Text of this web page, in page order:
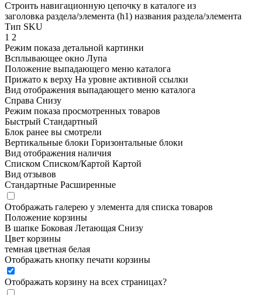
Строить навигационную цепочку в каталоге из
заголовка раздела/элемента (h1) названия раздела/элемента
Тип SKU
1 2
Режим показа детальной картинки
Всплывающее окно Лупа
Положение выпадающего меню каталога
Прижато к верху На уровне активной ссылки
Вид отображения выпадающего меню каталога
Справа Снизу
Режим показа просмотренных товаров
Быстрый Стандартный
Блок ранее вы смотрели
Вертикальные блоки Горизонтальные блоки
Вид отображения наличия
Списком Списком/Картой Картой
Вид отзывов
Стандартные Расширенные
Отображать галерею у элемента для списка товаров
Положение корзины
В шапке Боковая Летающая Снизу
Цвет корзины
темная цветная белая
Отображать кнопку печати корзины
Отображать корзину на всех страницах?